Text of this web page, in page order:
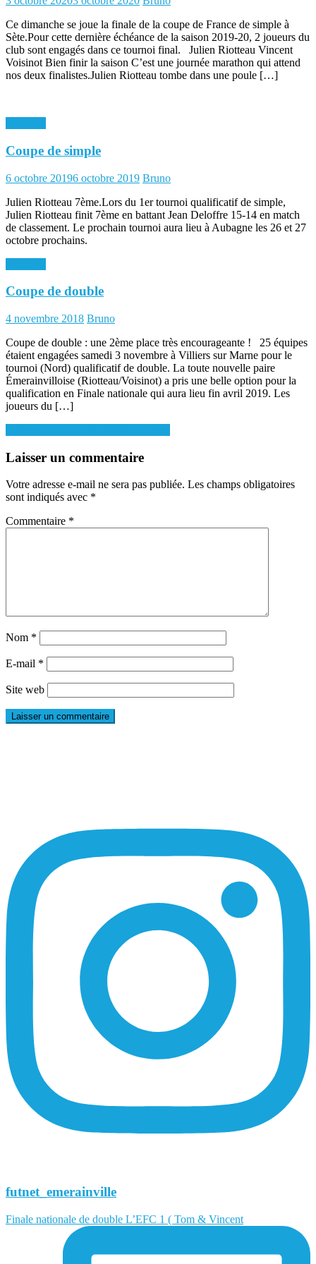
Ce dimanche se joue la finale de la coupe de France de simple à
Sète.Pour cette dernière échéance de la saison 2019-20, 2 joueurs du
club sont engagés dans ce tournoi final. Julien Riotteau Vincent
Voisinot Bien finir la saison C’est une journée marathon qui attend
nos deux finalistes.Julien Riotteau tombe dans une poule […]
Coupe de simple
Posted
6 octobre 20196 octobre 2019 Author
Bruno
Julien Riotteau 7ème.Lors du 1er tournoi qualificatif de simple,
Julien Riotteau finit 7ème en battant Jean Deloffre 15-14 en match
de classement. Le prochain tournoi aura lieu à Aubagne les 26 et 27
octobre prochains.
Coupe de double
Posted
4 novembre 2018 Author
Bruno
Coupe de double : une 2ème place très encourageante ! 25 équipes
étaient engagées samedi 3 novembre à Villiers sur Marne pour le
tournoi (Nord) qualificatif de double. La toute nouvelle paire
Émerainvilloise (Riotteau/Voisinot) a pris une belle option pour la
qualification en Finale nationale qui aura lieu fin avril 2019. Les
joueurs du […]
Navigation
de
Laisser un commentaire
Votre adresse e-mail ne sera pas publiée. Les champs obligatoires
sont indiqués avec *
Commentaire *
Nom *
E-mail *
Site web
futnet_emerainville
Finale nationale de double L’EFC 1 ( Tom & Vincent